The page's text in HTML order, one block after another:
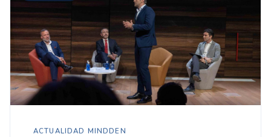
ACTUALIDAD MINDDEN